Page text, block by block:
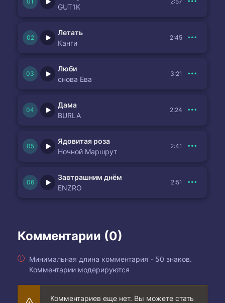
GUT1K
Летать
Канги
2:45
Люби
снова Ева
3:21
Дама
BURLA
2:24
Ядовитая роза
Ночной Маршрут
2:41
Завтрашним днём
ENZRO
2:51
Комментарии (0)
Минимальная длина комментария - 50 знаков.
Комментарии модерируются
Комментариев еще нет. Вы можете стать